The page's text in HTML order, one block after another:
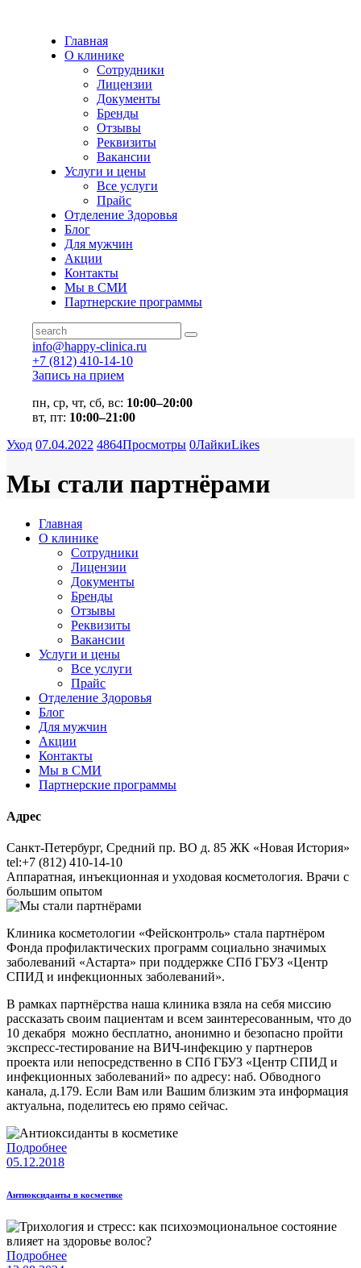
Главная
О клинике
Сотрудники
Лицензии
Документы
Бренды
Отзывы
Реквизиты
Вакансии
Услуги и цены
Все услуги
Прайс
Отделение Здоровья
Блог
Для мужчин
Акции
Контакты
Мы в СМИ
Партнерские программы
info@happy-clinica.ru
+7 (812) 410-14-10
Запись на прием
пн, ср, чт, сб, вс: 10:00–20:00
вт, пт: 10:00–21:00
Уход 07.04.2022 4864Просмотры 0ЛайкиLikes
Мы стали партнёрами
Главная
О клинике
Сотрудники
Лицензии
Документы
Бренды
Отзывы
Реквизиты
Вакансии
Услуги и цены
Все услуги
Прайс
Отделение Здоровья
Блог
Для мужчин
Акции
Контакты
Мы в СМИ
Партнерские программы
Адрес
Санкт-Петербург, Средний пр. ВО д. 85 ЖК «Новая История»
tel:+7 (812) 410-14-10
Аппаратная, инъекционная и уходовая косметология. Врачи с
большим опытом
Клиника косметологии «Фейсконтроль» стала партнёром
Фонда профилактических программ социально значимых
заболеваний «Астарта» при поддержке СПб ГБУЗ «Центр
СПИД и инфекционных заболеваний».
В рамках партнёрства наша клиника взяла на себя миссию
рассказать своим пациентам и всем заинтересованным, что до
10 декабря можно бесплатно, анонимно и безопасно пройти
экспресс-тестирование на ВИЧ-инфекцию у партнеров
проекта или непосредственно в СПб ГБУЗ «Центр СПИД и
инфекционных заболеваний» по адресу: наб. Обводного
канала, д.179. Если Вам или Вашим близким эта информация
актуальна, поделитесь ею прямо сейчас.
Подробнее
05.12.2018
Антиоксиданты в косметике
Подробнее